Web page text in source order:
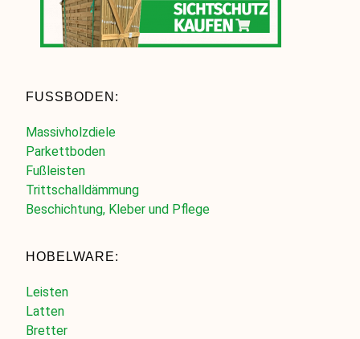
FUSSBODEN:
Massivholzdiele
Parkettboden
Fußleisten
Trittschalldämmung
Beschichtung, Kleber und Pflege
HOBELWARE:
Leisten
Latten
Bretter